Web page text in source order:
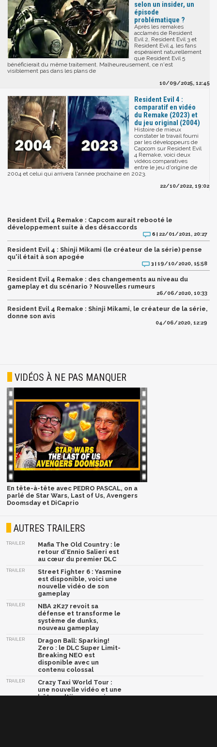
selon un insider, un
épisode
problématique ?
Après les remakes
acclamés de Resident
Evil 2, Resident Evil 3 et
Resident Evil 4, les fans
espéraient naturellement
que Resident Evil 5
bénéficierait du même traitement. Malheureusement, ce n'est
visiblement pas dans les plans de
10/09/2025, 12:45
Resident Evil 4 :
comparatif en vidéo
du Remake (2023) et
du jeu original (2004)
Histoire de mieux
constater le travail fourni
par les développeurs de
Capcom sur Resident Evil
4 Remake, voici deux
vidéos comparatives
entre le jeu d'origine de
2004 et celui qui arrivera l'année prochaine en 2023.
22/10/2022, 19:02
Resident Evil 4 Remake : Capcom aurait rebooté le
développement suite à des désaccords
6 | 22/01/2021, 20:27
Resident Evil 4 : Shinji Mikami (le créateur de la série) pense
qu'il était à son apogée
3 | 19/10/2020, 15:58
Resident Evil 4 Remake : des changements au niveau du
gameplay et du scénario ? Nouvelles rumeurs
26/06/2020, 10:33
Resident Evil 4 Remake : Shinji Mikami, le créateur de la série,
donne son avis
04/06/2020, 12:29
VIDÉOS À NE PAS MANQUER
En tête-à-tête avec PEDRO PASCAL, on a
parlé de Star Wars, Last of Us, Avengers
Doomsday et DiCaprio
AUTRES TRAILERS
TRAILER
Mafia The Old Country : le
retour d'Ennio Salieri est
au cœur du premier DLC
TRAILER
Street Fighter 6 : Yasmine
est disponible, voici une
nouvelle vidéo de son
gameplay
TRAILER
NBA 2K27 revoit sa
défense et transforme le
système de dunks,
nouveau gameplay
TRAILER
Dragon Ball: Sparking!
Zero : le DLC Super Limit-
Breaking NEO est
disponible avec un
contenu colossal
TRAILER
Crazy Taxi World Tour :
une nouvelle vidéo et une
bêta multijoueur arrive